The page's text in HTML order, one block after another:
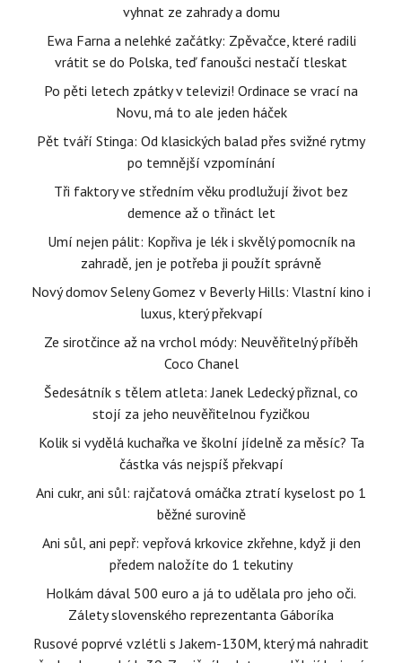
vyhnat ze zahrady a domu
Ewa Farna a nelehké začátky: Zpěvačce, které radili
vrátit se do Polska, teď fanoušci nestačí tleskat
Po pěti letech zpátky v televizi! Ordinace se vrací na
Novu, má to ale jeden háček
Pět tváří Stinga: Od klasických balad přes svižné rytmy
po temnější vzpomínání
Tři faktory ve středním věku prodlužují život bez
demence až o třináct let
Umí nejen pálit: Kopřiva je lék i skvělý pomocník na
zahradě, jen je potřeba ji použít správně
Nový domov Seleny Gomez v Beverly Hills: Vlastní kino i
luxus, který překvapí
Ze sirotčince až na vrchol módy: Neuvěřitelný příběh
Coco Chanel
Šedesátník s tělem atleta: Janek Ledecký přiznal, co
stojí za jeho neuvěřitelnou fyzičkou
Kolik si vydělá kuchařka ve školní jídelně za měsíc? Ta
částka vás nejspíš překvapí
Ani cukr, ani sůl: rajčatová omáčka ztratí kyselost po 1
běžné surovině
Ani sůl, ani pepř: vepřová krkovice zkřehne, když ji den
předem naložíte do 1 tekutiny
Holkám dával 500 euro a já to udělala pro jeho oči.
Zálety slovenského reprezentanta Gáboríka
Rusové poprvé vzlétli s Jakem-130M, který má nahradit